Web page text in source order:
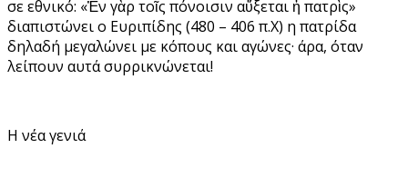
σε εθνικό: «Ἐν γὰρ τοῖς πόνοισιν αὔξεται ἡ πατρὶς»
διαπιστώνει ο Ευριπίδης (480 – 406 π.Χ) η πατρίδα
δηλαδή μεγαλώνει με κόπους και αγώνες· άρα, όταν
λείπουν αυτά συρρικνώνεται!
Η νέα γενιά